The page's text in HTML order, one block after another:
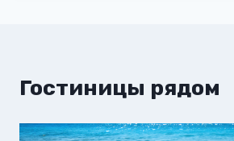
Гостиницы рядом